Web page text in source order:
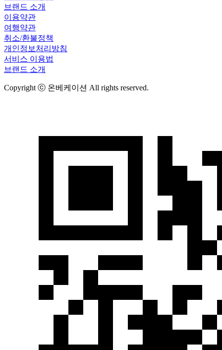
브랜드 소개
이용약관
여행약관
취소/환불정책
개인정보처리방침
서비스 이용법
브랜드 소개
Copyright ⓒ 온베케이션 All rights reserved.